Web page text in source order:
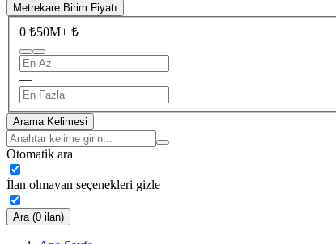
Metrekare Birim Fiyatı
0 ₺50M+ ₺
—
Arama Kelimesi
Otomatik ara
İlan olmayan seçenekleri gizle
Ara (0 ilan)